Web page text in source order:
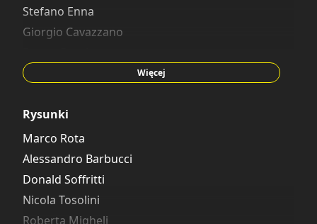
Stefano Enna
Giorgio Cavazzano
Gianfranco Cordara
Per Hedman
Jørgen Jensen
Carlo Panaro
Janet Gilbert
Więcej
Rysunki
Marco Rota
Alessandro Barbucci
Donald Soffritti
Nicola Tosolini
Roberta Migheli